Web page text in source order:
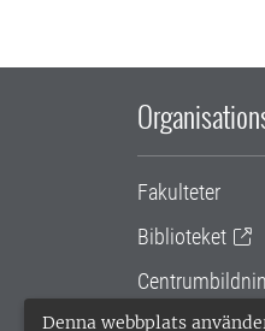
Denna webbplats
Fakulteter
Biblioteket